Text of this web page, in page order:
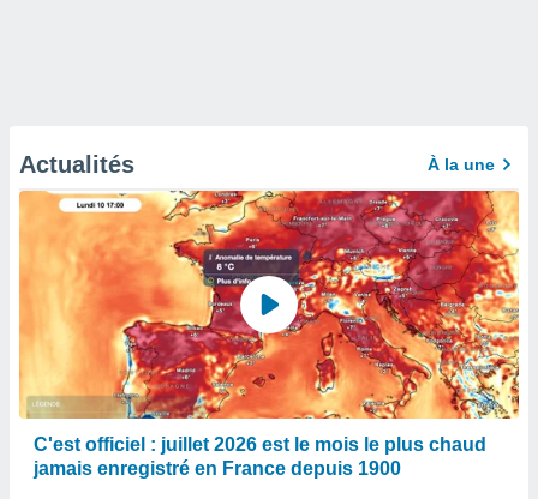
Actualités À la une
C'est officiel : juillet 2026 est le mois le plus chaud
jamais enregistré en France depuis 1900